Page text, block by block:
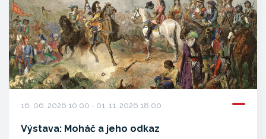
16. 06. 2026 10:00 - 01. 11. 2026 18:00
Výstava: Moháč a jeho odkaz